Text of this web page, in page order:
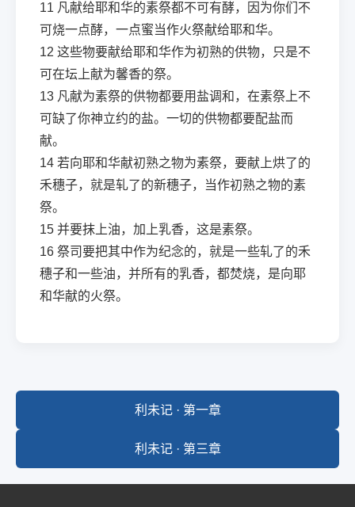
11 凡献给耶和华的素祭都不可有酵，因为你们不
可烧一点酵，一点蜜当作火祭献给耶和华。
12 这些物要献给耶和华作为初熟的供物，只是不
可在坛上献为馨香的祭。
13 凡献为素祭的供物都要用盐调和，在素祭上不
可缺了你神立约的盐。一切的供物都要配盐而
献。
14 若向耶和华献初熟之物为素祭，要献上烘了的
禾穗子，就是轧了的新穗子，当作初熟之物的素
祭。
15 并要抹上油，加上乳香，这是素祭。
16 祭司要把其中作为纪念的，就是一些轧了的禾
穗子和一些油，并所有的乳香，都焚烧，是向耶
和华献的火祭。
利未记 · 第一章
利未记 · 第三章